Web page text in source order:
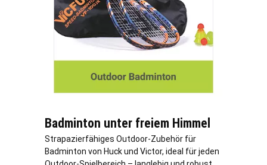
Badminton unter freiem Himmel
Strapazierfähiges Outdoor-Zubehör für
Badminton von Huck und Victor, ideal für jeden